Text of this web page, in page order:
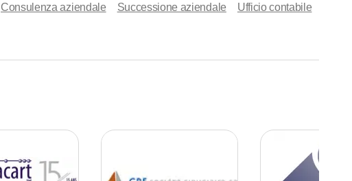
Consulenza aziendale
Successione aziendale Ufficio contabile